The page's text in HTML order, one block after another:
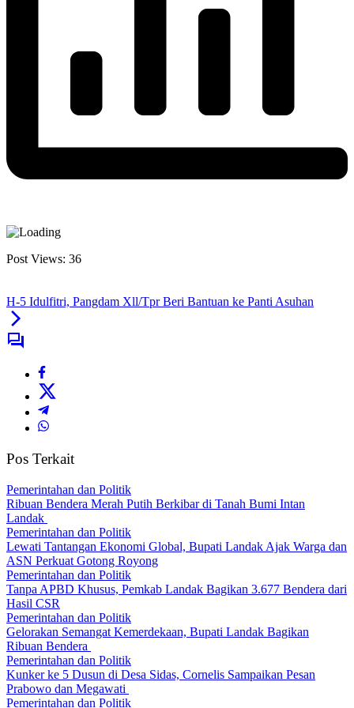
Post Views: 36
H-5 Idulfitri, Pangdam Xll/Tpr Beri Bantuan ke Panti Asuhan
Pos Terkait
Pemerintahan dan Politik
Ribuan Bendera Merah Putih Berkibar di Tanah Bumi Intan
Landak
Pemerintahan dan Politik
Lewati Tantangan Ekonomi Global, Bupati Landak Ajak Warga dan
ASN Perkuat Gotong Royong
Pemerintahan dan Politik
Tanpa APBD Khusus, Pemkab Landak Bagikan 3.677 Bendera dari
Hasil CSR
Pemerintahan dan Politik
Gelorakan Semangat Kemerdekaan, Bupati Landak Bagikan
Ribuan Bendera
Pemerintahan dan Politik
Kunker ke 5 Dusun di Desa Sidas, Cornelis Sampaikan Pesan
Prabowo dan Megawati
Pemerintahan dan Politik